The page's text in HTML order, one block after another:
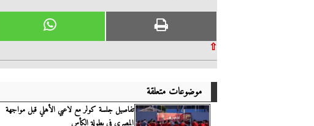
⇧
موضوعات متعلقة
تفاصيل جلسة كولر مع لاعبي الأهلي قبل مواجهة